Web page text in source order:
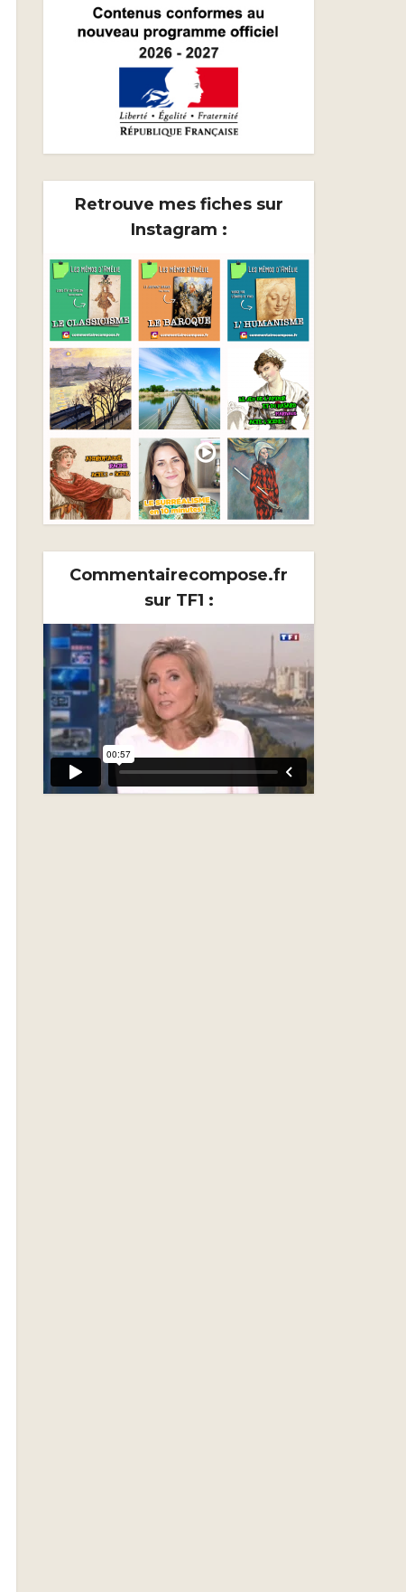
Retrouve mes fiches sur
Instagram :
Commentairecompose.fr
sur TF1 :